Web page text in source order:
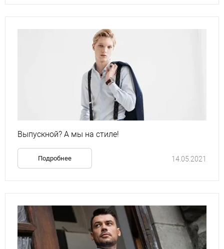
Выпускной? А мы на стиле!
14.05.2021
Подробнее